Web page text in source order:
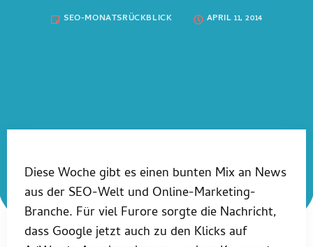
SEO-MONATSRÜCKBLICK APRIL 11, 2014
Diese Woche gibt es einen bunten Mix an News
aus der SEO-Welt und Online-Marketing-
Branche. Für viel Furore sorgte die Nachricht,
dass Google jetzt auch zu den Klicks auf